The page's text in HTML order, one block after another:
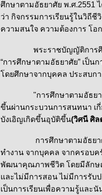
ศึกษาตามอัธยาศัย พ.ศ.2551
ว่า กิจกรรมการเรียนรู้ในวิถี
ความสนใจ ความต้องการ โ
พระราชบัญญัติการศึกษาแ
“การศึกษาตามอัธยาศัย” เป็น
โดยศึกษาจากบุคคล ประสบก
"การศึกษาตามอัธยาศัย ห
ขึ้นผ่านกระบวนการสนทนา เ
บังเอิญเกิดขึ้นอุบัติขึ้น(วิศนี ศิล
การศึกษาตามอัธยาศัย หม
ทำงาน จากบุคคล จากครอบค
พัฒนาคุณภาพชีวิต โดยมีลักษ
และไม่มีการสอน ไม่มีการรับ
เป็นการเรียนเพื่อความรู้และ